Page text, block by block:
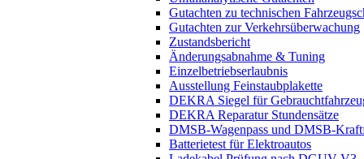
Gutachten zu technischen
Gutachten zur Verkehrsüberwachung
Zustandsbericht
Änderungsabnahme & Tuning
Einzelbetriebserlaubnis
Ausstellung Feinstaubplakette
DEKRA Siegel für
DEKRA Reparatur Stundensätze
DMSB-Wagenpass und DMSB-
Batterietest für Elektroautos